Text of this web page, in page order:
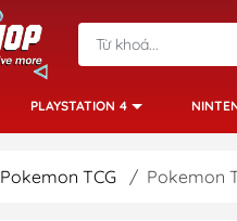
PLAYSTATION 4
Pokemon TCG / Pokemon